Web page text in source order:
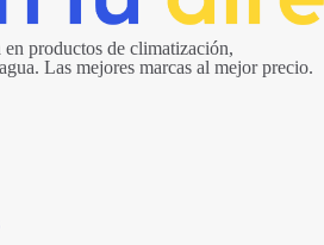
productos de climatización,
Las mejores marcas al mejor precio.